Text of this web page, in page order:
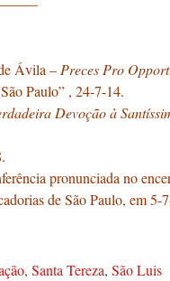
Ávila – Preces Pro
Paulo” , 24-7-14.
Devoção à
pronunciada no
de São Paulo, em 5-
, Santa Tereza, São Luis